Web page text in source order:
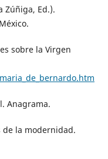
Zúñiga, Ed.).
sobre la Virgen
Anagrama.
de la modernidad.